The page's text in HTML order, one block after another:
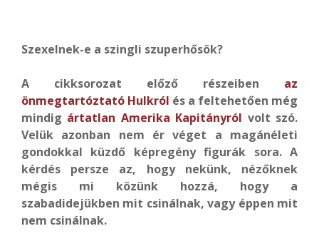
Szexelnek-e a szingli szuperhősök?
A cikksorozat előző részeiben az
önmegtartóztató Hulkról és a feltehetően még
mindig ártatlan Amerika Kapitányról volt szó.
Velük azonban nem ér véget a magánéleti
gondokkal küzdő képregény figurák sora. A
kérdés persze az, hogy nekünk, nézőknek
mégis mi közünk hozzá, hogy a
szabadidejükben mit csinálnak, vagy éppen mit
nem csinálnak.